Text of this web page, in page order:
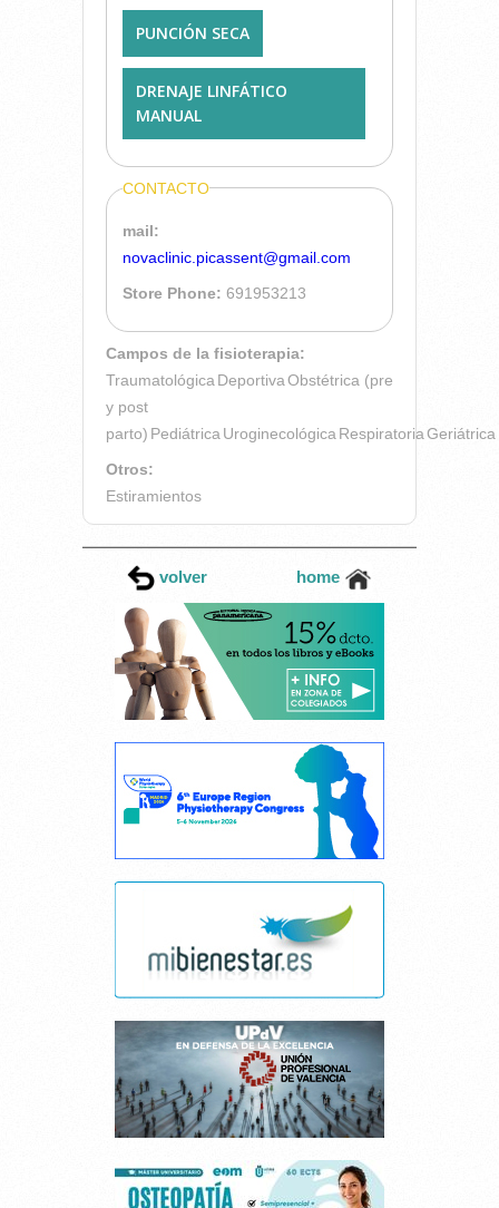
PUNCIÓN SECA
DRENAJE LINFÁTICO
MANUAL
CONTACTO
mail:
novaclinic.picassent@gmail.com
Store Phone: 691953213
Campos de la fisioterapia:
Traumatológica DeportivaObstétrica (pre
y post
parto) Pediátrica Uroginecológica RespiratoriaGeriátrica
Otros:
Estiramientos
volver home
Cancelar consentimiento cookies